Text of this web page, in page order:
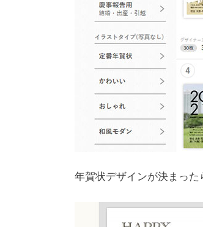
年賀状デザインが決まった